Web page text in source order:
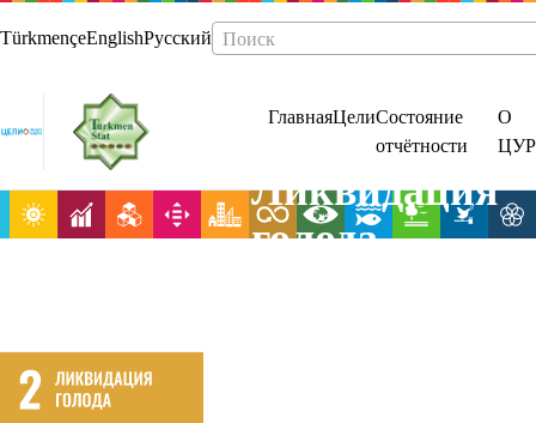
TürkmençeEnglishРусский Поиск
ГлавнаяЦелиСостояние
отчётности
О
ЦУР
Ликвидация
голода,